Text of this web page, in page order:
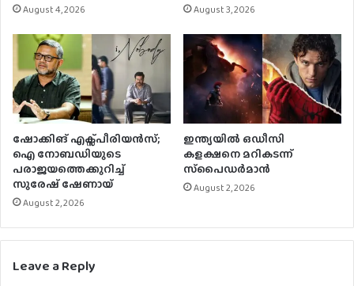
August 4, 2026 August 3, 2026
ഷോക്കിങ് എക്സ്പീരിയൻസ്;
ഐ നോബഡിയുടെ
പരാജയത്തെക്കുറിച്ച്
സുരേഷ് ഷേണായ്
August 2, 2026
ഇന്ത്യയിൽ ഒഡീസി
കളക്ഷനെ മറികടന്ന്
സ്‌പൈഡർമാൻ
August 2, 2026
Leave a Reply